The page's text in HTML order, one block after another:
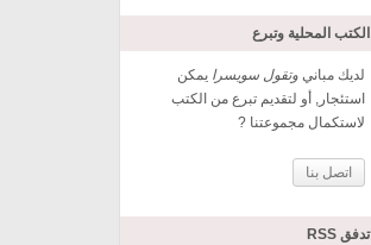
الكتب المحلية وتبرع
لديك مبانيوتقول سويسرا يمكن
استئجار, أو لتقديم تبرع من الكتب
لاستكمال مجموعتنا ?
اتصل بنا
تدفق RSS